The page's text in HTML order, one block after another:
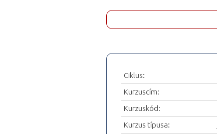
Ciklus:
Kurzuscím:
Kurzuskód:
Kurzus típusa: